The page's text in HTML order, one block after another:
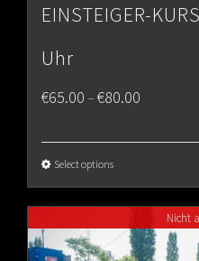
EINSTEIGER-
Uhr
€65.00–€80.00
€80.00
Select options
Nicht